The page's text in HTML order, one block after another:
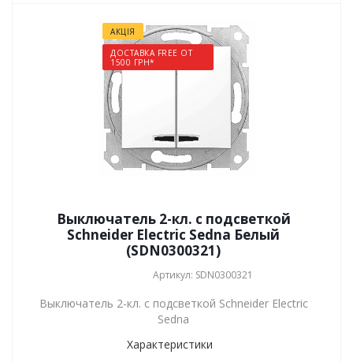
АКЦІЯ
ДОСТАВКА FREE ОТ
1500 ГРН*
Выключатель 2-кл. с подсветкой
Schneider Electric Sedna Белый
(SDN0300321)
Артикул: SDN0300321
Выключатель 2-кл. с подсветкой Schneider Electric
Sedna
Характеристики